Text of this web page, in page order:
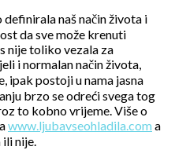
naš način života i
da sve može krenuti
nije toliko vezala za
i normalan način života,
ipak postoji u nama jasna
brzo se odreći svega tog
to kobno vrijeme. Više o
www.ljubavseohladila.com a
nije.